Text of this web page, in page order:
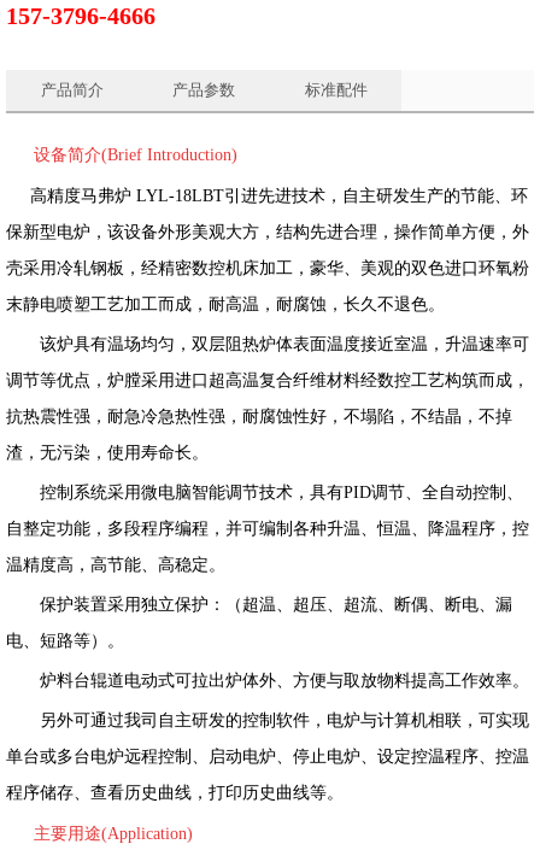
157-3796-4666
产品简介 产品参数 标准配件
设备简介(Brief Introduction)
高精度马弗炉 LYL-18LBT引进先进技术，自主研发生产的节能、环
保新型电炉，该设备外形美观大方，结构先进合理，操作简单方便，外
壳采用冷轧钢板，经精密数控机床加工，豪华、美观的双色进口环氧粉
末静电喷塑工艺加工而成，耐高温，耐腐蚀，长久不退色。
该炉具有温场均匀，双层阻热炉体表面温度接近室温，升温速率可
调节等优点，炉膛采用进口超高温复合纤维材料经数控工艺构筑而成，
抗热震性强，耐急冷急热性强，耐腐蚀性好，不塌陷，不结晶，不掉
渣，无污染，使用寿命长。
控制系统采用微电脑智能调节技术，具有PID调节、全自动控制、
自整定功能，多段程序编程，并可编制各种升温、恒温、降温程序，控
温精度高，高节能、高稳定。
保护装置采用独立保护：（超温、超压、超流、断偶、断电、漏
电、短路等）。
炉料台辊道电动式可拉出炉体外、方便与取放物料提高工作效率。
另外可通过我司自主研发的控制软件，电炉与计算机相联，可实现
单台或多台电炉远程控制、启动电炉、停止电炉、设定控温程序、控温
程序储存、查看历史曲线，打印历史曲线等。
主要用途(Application)